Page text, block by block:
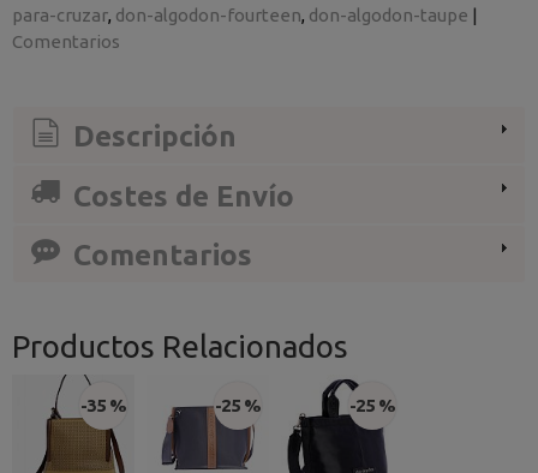
para-cruzar don-algodon-fourteen don-algodon-taupe |
Comentarios
Descripción
Costes de Envío
Comentarios
Productos Relacionados
-35 % -25 % -25 %